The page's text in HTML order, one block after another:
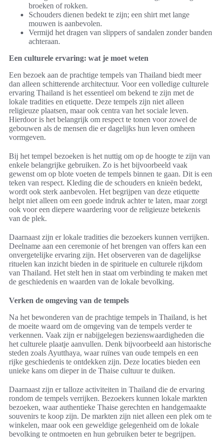
broeken of rokken.
Schouders dienen bedekt te zijn; een shirt met lange
mouwen is aanbevolen.
Vermijd het dragen van slippers of sandalen zonder banden
achteraan.
Een culturele ervaring: wat je moet weten
Een bezoek aan de prachtige tempels van Thailand biedt meer
dan alleen schitterende architectuur. Voor een volledige culturele
ervaring Thailand is het essentieel om bekend te zijn met de
lokale tradities en etiquette. Deze tempels zijn niet alleen
religieuze plaatsen, maar ook centra van het sociale leven.
Hierdoor is het belangrijk om respect te tonen voor zowel de
gebouwen als de mensen die er dagelijks hun leven omheen
vormgeven.
Bij het tempel bezoeken is het nuttig om op de hoogte te zijn van
enkele belangrijke gebruiken. Zo is het bijvoorbeeld vaak
gewenst om op blote voeten de tempels binnen te gaan. Dit is een
teken van respect. Kleding die de schouders en knieën bedekt,
wordt ook sterk aanbevolen. Het begrijpen van deze etiquette
helpt niet alleen om een goede indruk achter te laten, maar zorgt
ook voor een diepere waardering voor de religieuze betekenis
van de plek.
Daarnaast zijn er lokale tradities die bezoekers kunnen verrijken.
Deelname aan een ceremonie of het brengen van offers kan een
onvergetelijke ervaring zijn. Het observeren van de dagelijkse
rituelen kan inzicht bieden in de spirituele en culturele rijkdom
van Thailand. Het stelt hen in staat om verbinding te maken met
de geschiedenis en waarden van de lokale bevolking.
Verken de omgeving van de tempels
Na het bewonderen van de prachtige tempels in Thailand, is het
de moeite waard om de omgeving van de tempels verder te
verkennen. Vaak zijn er nabijgelegen bezienswaardigheden die
het culturele plaatje aanvullen. Denk bijvoorbeeld aan historische
steden zoals Ayutthaya, waar ruïnes van oude tempels en een
rijke geschiedenis te ontdekken zijn. Deze locaties bieden een
unieke kans om dieper in de Thaise cultuur te duiken.
Daarnaast zijn er talloze activiteiten in Thailand die de ervaring
rondom de tempels verrijken. Bezoekers kunnen lokale markten
bezoeken, waar authentieke Thaise gerechten en handgemaakte
souvenirs te koop zijn. De markten zijn niet alleen een plek om te
winkelen, maar ook een geweldige gelegenheid om de lokale
bevolking te ontmoeten en hun gebruiken beter te begrijpen.